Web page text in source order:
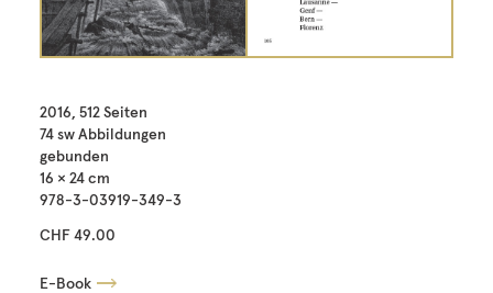
2016, 512 Seiten
74 sw Abbildungen
gebunden
16 × 24 cm
978-3-03919-349-3
CHF 49.00
E-Book